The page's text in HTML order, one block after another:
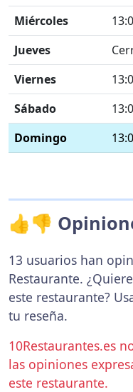
Miércoles
Jueves
Viernes
Sábado
Domingo
👍👎
13 usuarios han
Restaurante.
este restaurante?
tu reseña.
10Restaurantes.es
las opiniones
este restaurante.